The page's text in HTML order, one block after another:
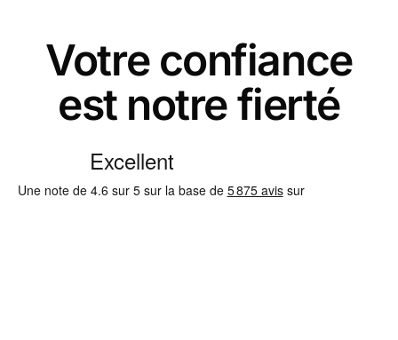
Votre confiance
est notre fierté